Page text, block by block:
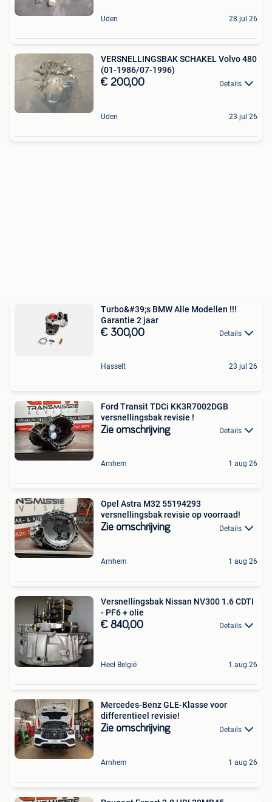
Uden 28 jul 26
VERSNELLINGSBAK SCHAKEL Volvo 480
(01-1986/07-1996)
€ 200,00 Details
Uden 23 jul 26
Turbo&#39;s BMW Alle Modellen !!!
Garantie 2 jaar
€ 300,00 Details
Hasselt 23 jul 26
Ford Transit TDCi KK3R7002DGB
versnellingsbak revisie !
Zie omschrijving Details
Arnhem 1 aug 26
Opel Astra M32 55194293
versnellingsbak revisie op voorraad!
Zie omschrijving Details
Arnhem 1 aug 26
Versnellingsbak Nissan NV300 1.6 CDTI
- PF6 + olie
€ 840,00 Details
Heel België 1 aug 26
Mercedes-Benz GLE-Klasse voor
differentieel revisie!
Zie omschrijving Details
Arnhem 1 aug 26